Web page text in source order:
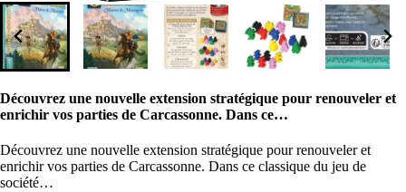
Découvrez une nouvelle extension stratégique pour renouveler et
enrichir vos parties de Carcassonne. Dans ce…
Découvrez une nouvelle extension stratégique pour renouveler et
enrichir vos parties de Carcassonne. Dans ce classique du jeu de
société…